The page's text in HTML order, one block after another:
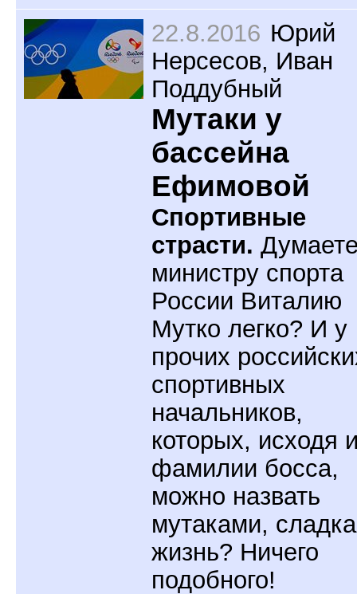
22.8.2016 Юрий
Нерсесов, Иван
Поддубный
Мутаки у
бассейна
Ефимовой
Спортивные
страсти.
министру спорта
России Виталию
Мутко легко? И у
прочих
спортивных
начальников,
которых, исходя
фамилии босса,
можно назвать
мутаками,
жизнь? Ничего
подобного!